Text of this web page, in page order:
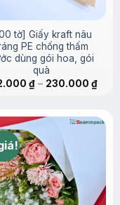
tờ] Giấy kraft nâu
PE chống thấm
dùng gói hoa, gói
quà
₫ – 230.000 ₫
giá:
đến